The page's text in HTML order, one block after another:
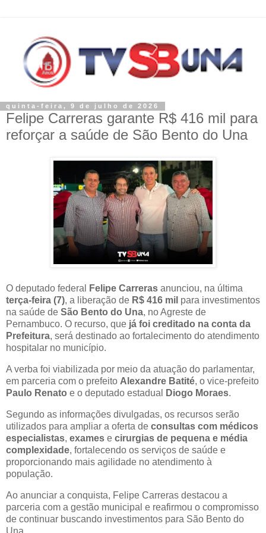
quinta-feira, 9 de julho de 2026
Felipe Carreras garante R$ 416 mil para
reforçar a saúde de São Bento do Una
O deputado federal Felipe Carreras anunciou, na última
terça-feira (7), a liberação de R$ 416 mil para investimentos
na saúde de São Bento do Una, no Agreste de
Pernambuco. O recurso, que já foi creditado na conta da
Prefeitura, será destinado ao fortalecimento do atendimento
hospitalar no município.
A verba foi viabilizada por meio da atuação do parlamentar,
em parceria com o prefeito Alexandre Batité, o vice-prefeito
Paulo Renato e o deputado estadual Diogo Moraes.
Segundo as informações divulgadas, os recursos serão
utilizados para ampliar a oferta de consultas com médicos
especialistas, exames e cirurgias de pequena e média
complexidade, fortalecendo os serviços de saúde e
proporcionando mais agilidade no atendimento à
população.
Ao anunciar a conquista, Felipe Carreras destacou a
parceria com a gestão municipal e reafirmou o compromisso
de continuar buscando investimentos para São Bento do
Una.